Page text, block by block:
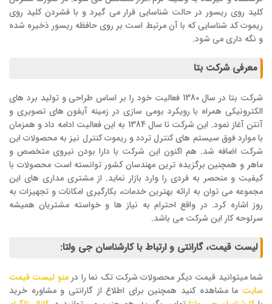
کلید روی ریسور در حالت شناسایی قرار می گیرد و با فشردن کلید روی
ریموت کد شناسایی که با آن مرتبط است بر روی حافظه ریسور ذخیره شده
و نگه داری می شود.
معرفی شرکت بتا
شرکت بتا در سال 1380 فعالیت خود را بر اساس طراحی و تولید برد های
الکترونیکی همراه با رویکرد بومی سازی در زمینه آیفون های تصویری و
آنتن آغاز نمود. این شرکت تا سال 1384 به این فعالیت ادامه داد و همزمان
با موارد فوق سیستم های کنترل تردد و ریموت کنترل نیز به محصولات این
شرکت اضافه شد. هم اکنون این شرکت با دارا بودن نیروی متخصص و
ماهر و همچنین برگزیده ترین مهندسان کشور توانسته است محصولات با
کیفیت و منحصر به فردی را وارد بازار نماید. از مشتری مداری های این
مجموعه می توان به ارائه بهترین خدمات، بکارگیری امکانات و تجهیزات به
روز اشاره کرد. در واقع احترام به نیاز ها و خواسته مشتریان همیشه
سرلوحه کار این شرکت می باشد.
لیست قیمت، گارانتی و ارتباط با کارشناسان جی ولتا:
شما میتوانید قیمت دیگر محصولات شرکت تک نما را درمنو لیست قیمت
سایت ما مشاهده کنید همچنین برای اطلاع از گارانتی و مشاوره خرید